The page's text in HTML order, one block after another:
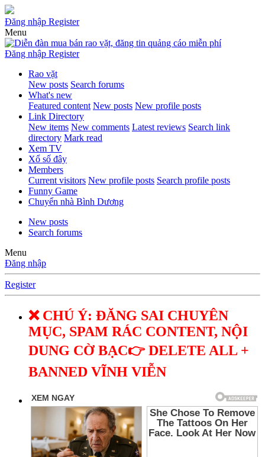
Đăng nhập Register
Menu
Đăng nhập Register
Rao vặt
New posts Search forums
What's new
Featured content New posts New profile posts
Link Directory
New items New comments Latest reviews Search link
directory Mark read
Xem TV
Xổ số đây
Members
Current visitors New profile posts Search profile posts
Funny Game
Chuyển nhà Bình Dương
New posts
Search forums
Menu
Đăng nhập
Register
❌ CHÚ Ý: ĐĂNG SAI CHUYÊN
MỤC, SPAM RÁC CONTENT, NỘI
DUNG CỜ BẠC👉 DELETE ALL +
BANNED VĨNH VIỄN